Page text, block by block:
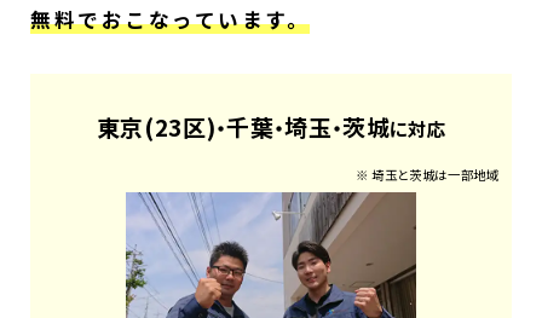
無料でおこなっています。
東京(23区)・千葉・埼玉・茨城に対応
※ 埼玉と茨城は一部地域